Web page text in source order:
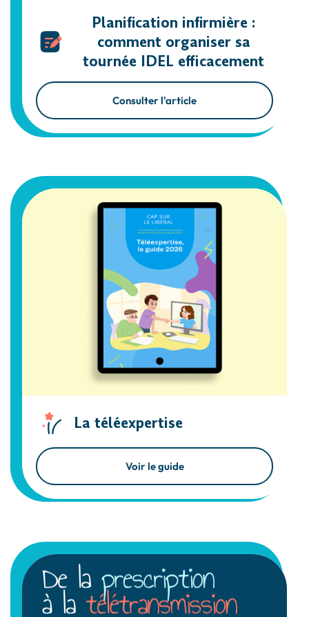
Planification infirmière :
comment organiser sa
tournée IDEL efficacement
Consulter l'article
La téléexpertise
Voir le guide